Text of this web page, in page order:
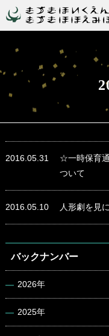
2016.05.31
☆一時保育
ついて
2016.05.10 人形劇を見
バックナンバー
2026年
2025年